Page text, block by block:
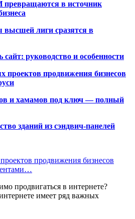
в источник
лиги сразятся в
руководство и особенности
проектов продвижения бизнесов
и хамамов под ключ — полный
зданий из сэндвич-панелей
продвижения бизнесов
продвигаться в интернете?
имеет ряд важных